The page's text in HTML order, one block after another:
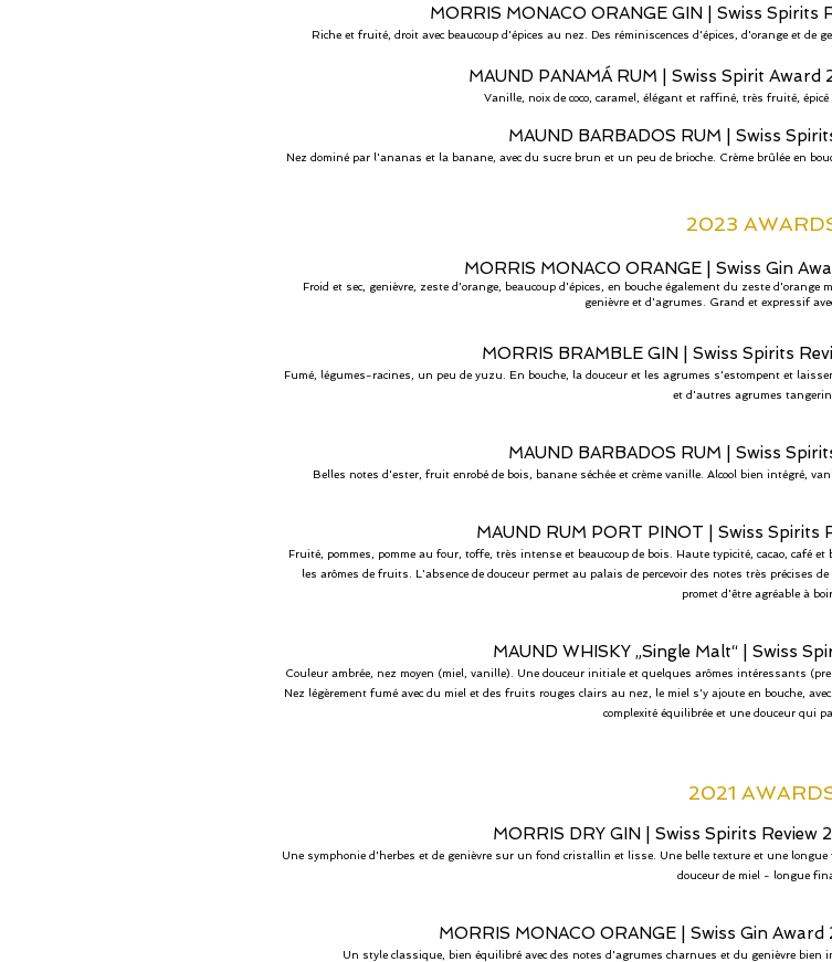
MORRIS MONACO ORANGE GIN Swiss Spirits
Riche et fruité, droit avec beaucoup d'épices au nez. Des réminiscences d'épices, d'orange et de
MAUND PANAMÁ RUM Swiss Spirit Award
Vanille, noix de coco, caramel, élégant et raffiné, très fruité,
MAUND BARBADOS RUM Swiss
Nez dominé par l'ananas et la banane, avec du sucre brun et un peu de brioche. Crème brûlée en
2023
MORRIS MONACO ORANGE Swiss Gin
Froid et sec, genièvre, zeste d'orange, beaucoup d'épices, en bouche également du zeste
genièvre et d'agrumes. Grand et expressif
MORRIS BRAMBLE GIN Swiss Spirits
Fumé, légumes-racines, un peu de yuzu. En bouche, la douceur et les agrumes s'estompent et
et d'autres agrumes
MAUND BARBADOS RUM Swiss
Belles notes d'ester, fruit enrobé de bois, banane séchée et crème vanille. Alcool bien intégré,
MAUND RUM PORT PINOT Swiss Spirits
Fruité, pommes, pomme au four, toffe, très intense et beaucoup de bois. Haute typicité, cacao, café
les arômes de fruits. L'absence de douceur permet au palais de percevoir des notes très précises
promet d'être agréable à
MAUND WHISKY „Single Malt“ Swiss
Couleur ambrée, nez moyen (miel, vanille). Une douceur initiale et quelques arômes intéressants
Nez légèrement fumé avec du miel et des fruits rouges clairs au nez, le miel s'y ajoute en bouche,
complexité équilibrée et une douceur qui
2021
MORRIS DRY GIN Swiss Spirits Review
Une symphonie d'herbes et de genièvre sur un fond cristallin et lisse. Une belle texture et une
douceur de miel - longue
MORRIS MONACO ORANGE Swiss Gin Award
Un style classique, bien équilibré avec des notes d'agrumes charnues et du genièvre